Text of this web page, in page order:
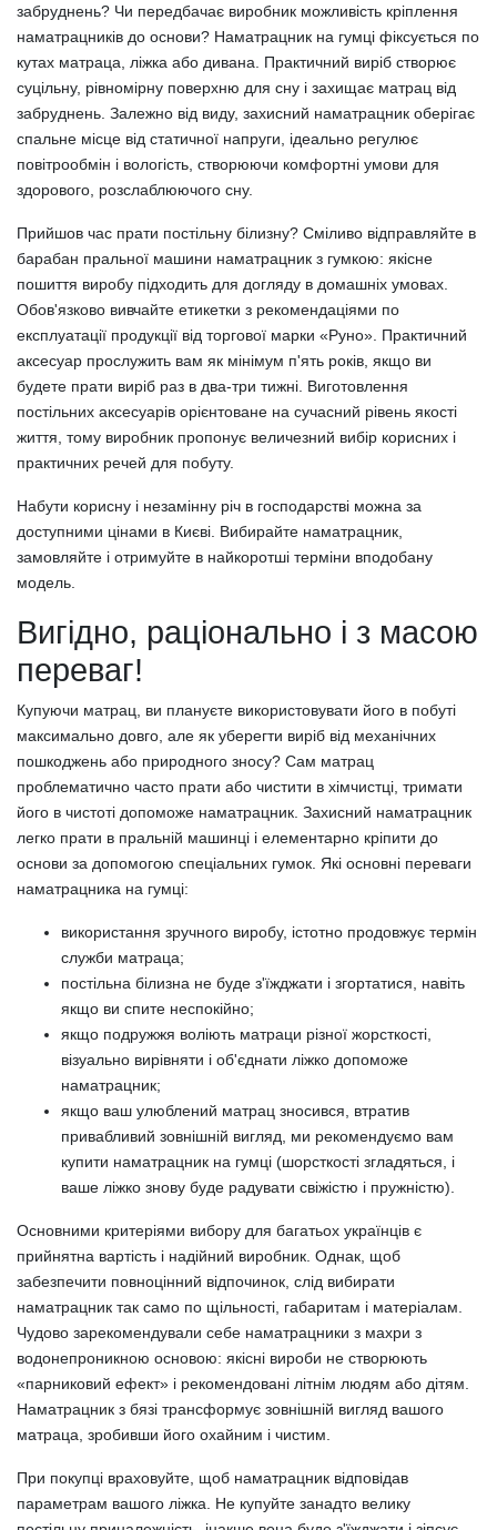
забруднень? Чи передбачає виробник можливість кріплення
наматрацників до основи? Наматрацник на гумці фіксується по
кутах матраца, ліжка або дивана. Практичний виріб створює
суцільну, рівномірну поверхню для сну і захищає матрац від
забруднень. Залежно від виду, захисний наматрацник оберігає
спальне місце від статичної напруги, ідеально регулює
повітрообмін і вологість, створюючи комфортні умови для
здорового, розслаблюючого сну.
Прийшов час прати постільну білизну? Сміливо відправляйте в
барабан пральної машини наматрацник з гумкою: якісне
пошиття виробу підходить для догляду в домашніх умовах.
Обов'язково вивчайте етикетки з рекомендаціями по
експлуатації продукції від торгової марки «Руно». Практичний
аксесуар прослужить вам як мінімум п'ять років, якщо ви
будете прати виріб раз в два-три тижні. Виготовлення
постільних аксесуарів орієнтоване на сучасний рівень якості
життя, тому виробник пропонує величезний вибір корисних і
практичних речей для побуту.
Набути корисну і незамінну річ в господарстві можна за
доступними цінами в Києві. Вибирайте наматрацник,
замовляйте і отримуйте в найкоротші терміни вподобану
модель.
Вигідно, раціонально і з масою
переваг!
Купуючи матрац, ви плануєте використовувати його в побуті
максимально довго, але як уберегти виріб від механічних
пошкоджень або природного зносу? Сам матрац
проблематично часто прати або чистити в хімчистці, тримати
його в чистоті допоможе наматрацник. Захисний наматрацник
легко прати в пральній машинці і елементарно кріпити до
основи за допомогою спеціальних гумок. Які основні переваги
наматрацника на гумці:
використання зручного виробу, істотно продовжує термін
служби матраца;
постільна білизна не буде з'їжджати і згортатися, навіть
якщо ви спите неспокійно;
якщо подружжя воліють матраци різної жорсткості,
візуально вирівняти і об'єднати ліжко допоможе
наматрацник;
якщо ваш улюблений матрац зносився, втратив
привабливий зовнішній вигляд, ми рекомендуємо вам
купити наматрацник на гумці (шорсткості згладяться, і
ваше ліжко знову буде радувати свіжістю і пружністю).
Основними критеріями вибору для багатьох українців є
прийнятна вартість і надійний виробник. Однак, щоб
забезпечити повноцінний відпочинок, слід вибирати
наматрацник так само по щільності, габаритам і матеріалам.
Чудово зарекомендували себе наматрацники з махри з
водонепроникною основою: якісні вироби не створюють
«парниковий ефект» і рекомендовані літнім людям або дітям.
Наматрацник з бязі трансформує зовнішній вигляд вашого
матраца, зробивши його охайним і чистим.
При покупці враховуйте, щоб наматрацник відповідав
параметрам вашого ліжка. Не купуйте занадто велику